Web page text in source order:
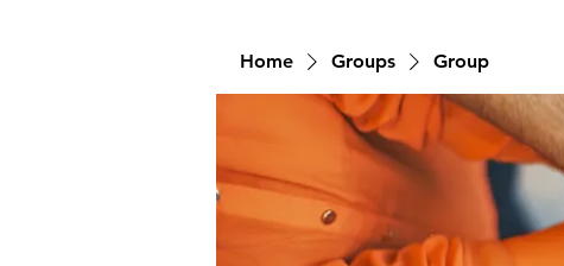
Home Groups Group